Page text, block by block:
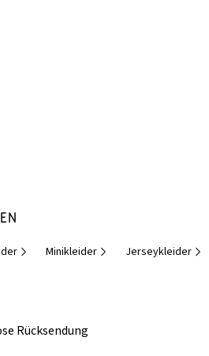
Minikleider Jerseykleider
Rücksendung